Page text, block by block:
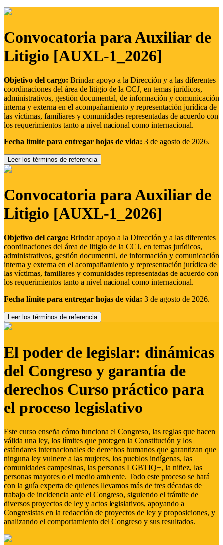
Convocatoria para Auxiliar de
Litigio [AUXL-1_2026]
Objetivo del cargo: Brindar apoyo a la Dirección y a las diferentes
coordinaciones del área de litigio de la CCJ, en temas jurídicos,
administrativos, gestión documental, de información y comunicación
interna y externa en el acompañamiento y representación jurídica de
las víctimas, familiares y comunidades representadas de acuerdo con
los requerimientos tanto a nivel nacional como internacional.
Fecha límite para entregar hojas de vida: 3 de agosto de 2026.
Leer los términos de referencia
Convocatoria para Auxiliar de
Litigio [AUXL-1_2026]
Objetivo del cargo: Brindar apoyo a la Dirección y a las diferentes
coordinaciones del área de litigio de la CCJ, en temas jurídicos,
administrativos, gestión documental, de información y comunicación
interna y externa en el acompañamiento y representación jurídica de
las víctimas, familiares y comunidades representadas de acuerdo con
los requerimientos tanto a nivel nacional como internacional.
Fecha límite para entregar hojas de vida: 3 de agosto de 2026.
Leer los términos de referencia
El poder de legislar: dinámicas
del Congreso y garantía de
derechos Curso práctico para
el proceso legislativo
Este curso enseña cómo funciona el Congreso, las reglas que hacen
válida una ley, los límites que protegen la Constitución y los
estándares internacionales de derechos humanos que garantizan que
ninguna ley vulnere a las mujeres, los pueblos indígenas, las
comunidades campesinas, las personas LGBTIQ+, la niñez, las
personas mayores o el medio ambiente. Todo este proceso se hará
con la guía experta de quienes llevamos más de tres décadas de
trabajo de incidencia ante el Congreso, siguiendo el trámite de
diversos proyectos de ley y actos legislativos, apoyando a
Congresistas en la redacción de proyectos de ley y proposiciones, y
analizando el comportamiento del Congreso y sus resultados.